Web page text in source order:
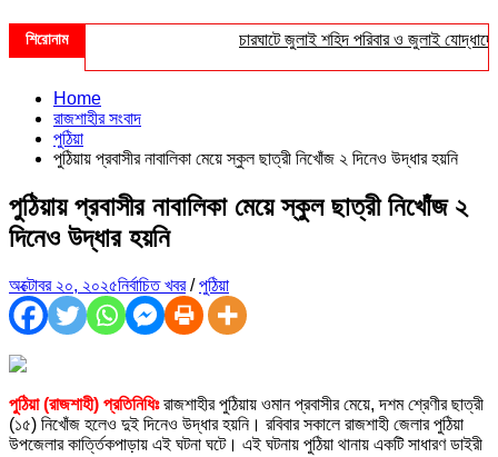
শিরোনাম চারঘাটে জুলাই শহিদ পরিবার ও জুলাই যোদ্ধাদের
Home
রাজশাহীর সংবাদ
পুঠিয়া
পুঠিয়ায় প্রবাসীর নাবালিকা মেয়ে স্কুল ছাত্রী নিখোঁজ ২ দিনেও উদ্ধার হয়নি
পুঠিয়ায় প্রবাসীর নাবালিকা মেয়ে স্কুল ছাত্রী নিখোঁজ ২
দিনেও উদ্ধার হয়নি
অক্টোবর ২০, ২০২৫নির্বাচিত খবর/পুঠিয়া
পুঠিয়া (রাজশাহী) প্রতিনিধিঃ রাজশাহীর পুঠিয়ায় ওমান প্রবাসীর মেয়ে, দশম শ্রেণীর ছাত্রী
(১৫) নিখোঁজ হলেও দুই দিনেও উদ্ধার হয়নি। রবিবার সকালে রাজশাহী জেলার পুঠিয়া
উপজেলার কার্ত্তিকপাড়ায় এই ঘটনা ঘটে। এই ঘটনায় পুঠিয়া থানায় একটি সাধারণ ডাইরী